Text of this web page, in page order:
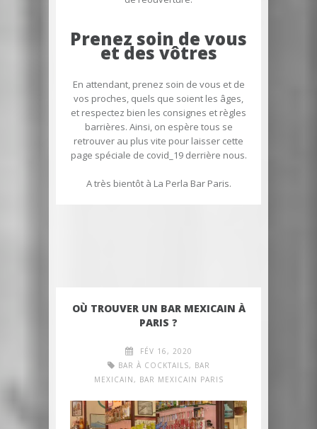
Prenez soin de vous
et des vôtres
En attendant, prenez soin de vous et de
vos proches, quels que soient les âges,
et respectez bien les consignes et règles
barrières. Ainsi, on espère tous se
retrouver au plus vite pour laisser cette
page spéciale de covid_19 derrière nous.
A très bientôt à La Perla Bar Paris.
OÙ TROUVER UN BAR MEXICAIN À
PARIS ?
FÉV 16, 2020
BAR À COCKTAILS, BAR
MEXICAIN, BAR MEXICAIN PARIS